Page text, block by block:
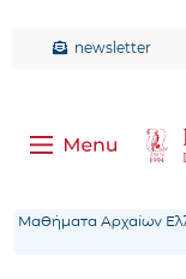
newsletter
Μαθήματα Αρχαίων